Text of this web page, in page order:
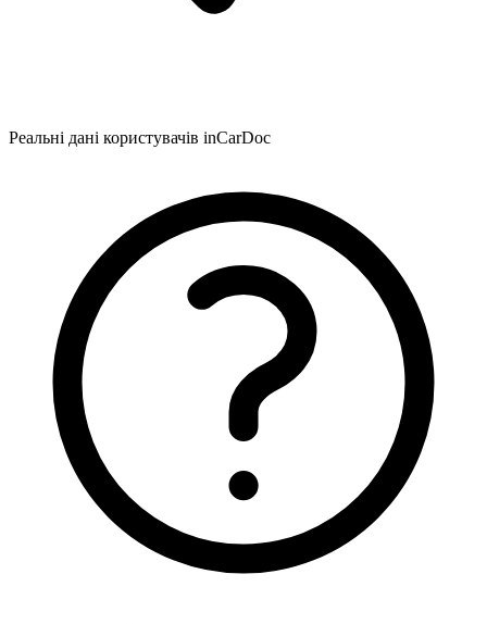
Реальні дані користувачів inCarDoc